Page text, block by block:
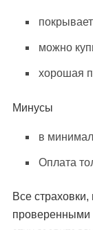
можно
хорошая
Минусы
в
Оплата
Все
проверенными